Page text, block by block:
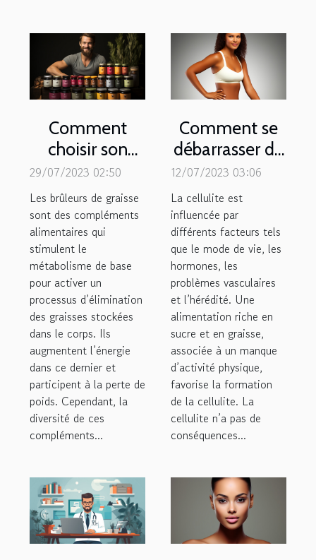
Comment
choisir son
brûleur de
graisse ?
29/07/2023 02:50
Les brûleurs de graisse
sont des compléments
alimentaires qui
stimulent le
métabolisme de base
pour activer un
processus d’élimination
des graisses stockées
dans le corps. Ils
augmentent l’énergie
dans ce dernier et
participent à la perte de
poids. Cependant, la
diversité de ces
compléments...
Comment se
débarrasser de
la cellulite ?
12/07/2023 03:06
La cellulite est
influencée par
différents facteurs tels
que le mode de vie, les
hormones, les
problèmes vasculaires
et l’hérédité. Une
alimentation riche en
sucre et en graisse,
associée à un manque
d’activité physique,
favorise la formation
de la cellulite. La
cellulite n’a pas de
conséquences...